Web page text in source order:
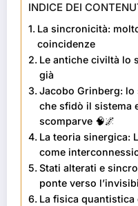
INDICE DEI
La sincronicità:
coincidenze
Le antiche civiltà lo
già
Jacobo Grinberg: lo
che sfidò il sistema
scomparve 🧠🌌
La teoria sinergica:
come
Stati alterati e
ponte verso
La fisica quantistica